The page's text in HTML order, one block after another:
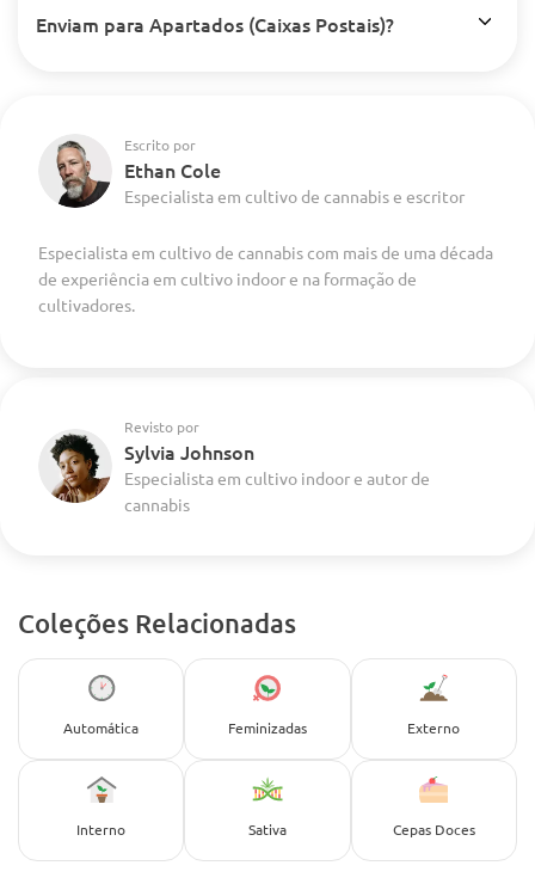
Enviam para Apartados (Caixas Postais)?
Escrito por
Ethan Cole
Especialista em cultivo de cannabis e escritor
Especialista em cultivo de cannabis com mais de uma década
de experiência em cultivo indoor e na formação de
cultivadores.
Revisto por
Sylvia Johnson
Especialista em cultivo indoor e autor de
cannabis
Coleções Relacionadas
Automática Feminizadas Externo
Interno Sativa Cepas Doces